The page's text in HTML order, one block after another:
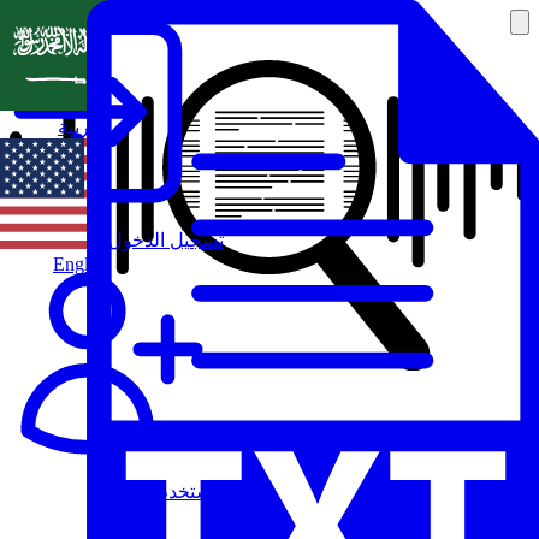
تسجيل الدخول
مستخدم جديد
العربية
English